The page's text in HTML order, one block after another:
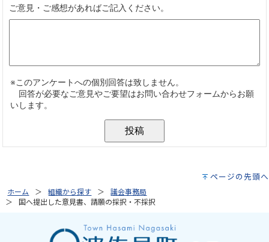
ページの先頭へ
ホーム 組織から探す
議会事務局
国へ提出した意見書、請願の採択・不採択